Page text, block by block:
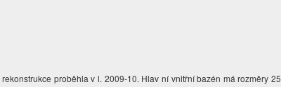
proběhla v l. 2009-10. Hlav ní vnitřní bazén má rozměry 25